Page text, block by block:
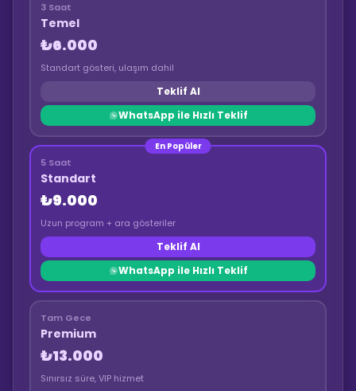
3 Saat
Temel
₺6.000
Standart gösteri, ulaşım dahil
Teklif Al
WhatsApp ile Hızlı Teklif
En Popüler
5 Saat
Standart
₺9.000
Uzun program + ara gösteriler
Teklif Al
WhatsApp ile Hızlı Teklif
Tam Gece
Premium
₺13.000
Sınırsız süre, VIP hizmet